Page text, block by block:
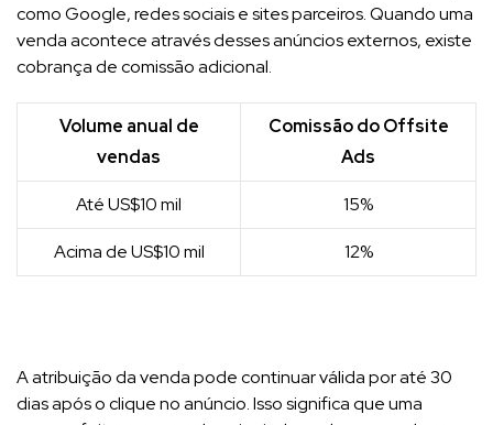
como Google, redes sociais e sites parceiros. Quando uma
venda acontece através desses anúncios externos, existe
cobrança de comissão adicional.
Volume anual de
vendas
Comissão do Offsite
Ads
Até US$10 mil 15%
Acima de US$10 mil 12%
A atribuição da venda pode continuar válida por até 30
dias após o clique no anúncio. Isso significa que uma